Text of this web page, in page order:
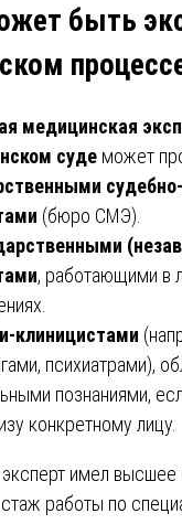
быть
медицинская
суде может
(бюро СМЭ).
, работающими в
клиницистами
психиатрами),
познаниями,
конкретному лицу.
имел
работы по